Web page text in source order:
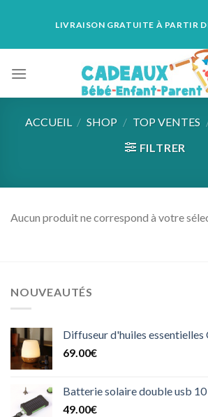
LIVRAISON GRATUITE À PARTIR
ACCUEIL / SHOP / TOP VENTES
FILTRER
Aucun produit ne correspond à votre
NOUVEAUTÉS
Diffuseur d'huiles essentielles
69.00€
Batterie solaire double usb
49.00€